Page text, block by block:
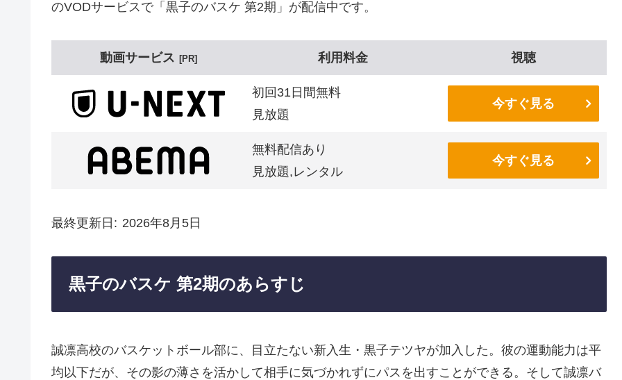
のVODサービスで「黒子のバスケ 第2期」が配信中です。
動画サービス PR 利用料金 視聴
初回31日間無料
見放題
今すぐ見る
無料配信あり
見放題,レンタル
今すぐ見る
最終更新日 2026年8月5日
黒子のバスケ 第2期のあらすじ
誠凛高校のバスケットボール部に、目立たない新入生・黒子テツヤが加入した。彼の運動能力は平
均以下だが、その影の薄さを活かして相手に気づかれずにパスを出すことができる。そして誠凛バ